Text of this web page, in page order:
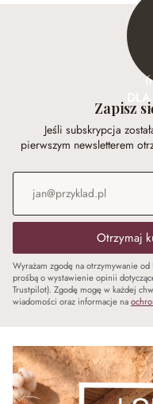
Zapisz
Jeśli subskrypcja
pierwszym newsletterem
Adres e-mail
Otrzymaj
Wyrażam zgodę na otrzymywanie
prośbą o wystawienie opinii
Trustpilot). Zgodę mogę w każdej
wiadomości oraz informacje na